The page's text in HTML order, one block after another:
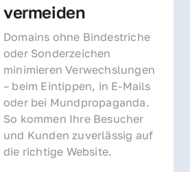
vermeiden
Domains ohne Bindestriche
oder Sonderzeichen
minimieren Verwechslungen
– beim Eintippen, in E-Mails
oder bei Mundpropaganda.
So kommen Ihre Besucher
und Kunden zuverlässig auf
die richtige Website.